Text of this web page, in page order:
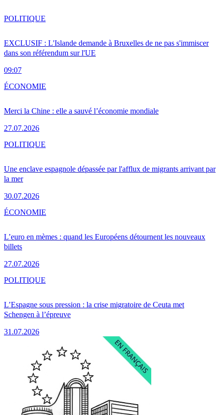
EXCLUSIF : L'Islande demande à Bruxelles de ne pas s'immiscer
dans son référendum sur l'UE
09:07
POLITIQUE
Merci la Chine : elle a sauvé l’économie mondiale
27.07.2026
ÉCONOMIE
Une enclave espagnole dépassée par l'afflux de migrants arrivant par
la mer
30.07.2026
POLITIQUE
L’euro en mèmes : quand les Européens détournent les nouveaux
billets
27.07.2026
ÉCONOMIE
L’Espagne sous pression : la crise migratoire de Ceuta met
Schengen à l’épreuve
31.07.2026
POLITIQUE